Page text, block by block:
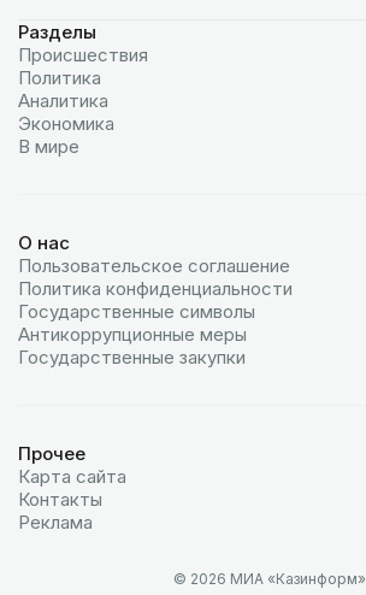
Разделы
Происшествия
Политика
Аналитика
Экономика
В мире
О нас
Пользовательское соглашение
Политика конфиденциальности
Государственные символы
Антикоррупционные меры
Государственные закупки
Прочее
Карта сайта
Контакты
Реклама
© 2026 МИА «Казинформ»